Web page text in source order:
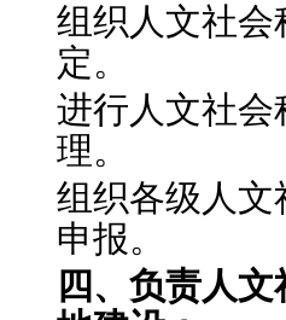
组织人文社会
定。
进行人文社会
理。
组织各级人
申报。
四、负责人